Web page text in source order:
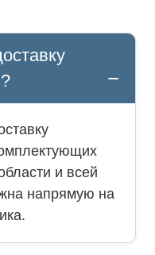
и всей
напрямую на